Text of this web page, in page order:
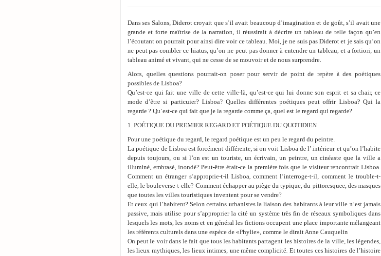
Dans ses Salons, Diderot croyait que s’il avait beaucoup d’imagination et de goût, s’il avait une
grande et forte maîtrise de la narration, il réussirait à décrire un tableau de telle façon qu’en
l’écoutant on pourrait pour ainsi dire voir ce tableau. Moi, je ne suis pas Diderot et je sais qu’on
ne peut pas combler ce hiatus, qu’on ne peut pas donner à entendre un tableau, et a fortiori, un
tableau animé et vivant, qui ne cesse de se mouvoir et de nous surprendre.
Alors, quelles questions pourrait-on poser pour servir de point de repère à des poétiques
possibles de Lisboa?
Qu’est-ce qui fait une ville de cette ville-là, qu’est-ce qui lui donne son esprit et sa chair, ce
mode d’être si particuier? Lisboa? Quelles différentes poétiques peut offrir Lisboa? Qui la
regarde ? Qu’est-ce qui fait que je la regarde comme ça, quel est le regard qui regarde?
1. POÉTIQUE DU PREMIER REGARD ET POÉTIQUE DU QUOTIDIEN
Pour une poétique du regard, le regard poétique est un peu le regard du peintre.
La poétique de Lisboa est forcément différente, si on voit Lisboa de l’ intérieur et qu’on l’habite
depuis toujours, ou si l’on est un touriste, un écrivain, un peintre, un cinéaste que la ville a
illuminé, embrasé, inondé? Peut-être était-ce la première fois que le visiteur rencontrait Lisboa.
Comment un étranger s’approprie-t-il Lisboa, comment l’interroge-t-il, comment le trouble-t-
elle, le bouleverse-t-elle? Comment échapper au piège du typique, du pittoresquee, des masques
que toutes les villes touristiques inventent pour se vendre?
Et ceux qui l’habitent? Selon certains urbanistes la liaison des habitants à leur ville n’est jamais
passive, mais utilise pour s’approprier la cité un système très fin de réseaux symboliques dans
lesquels les mots, les noms et en général les fictions occupent une place importante mélangeant
les référents culturels dans une espèce de «Phylie», comme le dirait Anne Cauquelin
On peut le voir dans le fait que tous les habitants partagent les histoires de la ville, les légendes,
les lieux mythiques, les lieux intimes, une même complicité. Et toutes ces histoires de l’histoire